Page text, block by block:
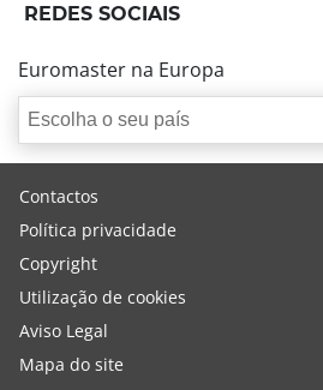
REDES SOCIAIS
Euromaster na Europa
Escolha o seu país
Contactos
Política privacidade
Copyright
Utilização de cookies
Aviso Legal
Mapa do site